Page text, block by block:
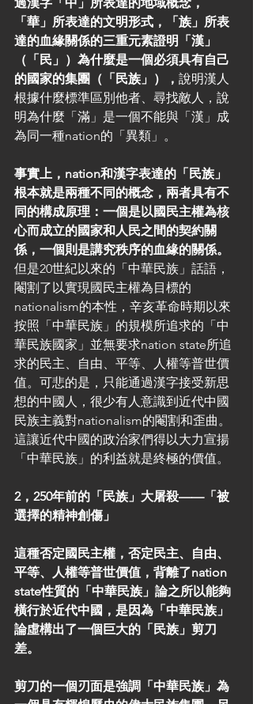
「華」所表達的文明形式，「族」所表
達的血緣關係的三重元素證明「漢」
（「民」）為什麼是一個必須具有自己
的國家的集團（「民族」）， 說明漢人
根據什麼標準區別他者、尋找敵人，說
明為什麼「滿」是一個不能與「漢」成
為同一種nation的「異類」。
事實上，nation和漢字表達的「民族」
根本就是兩種不同的概念，兩者具有不
同的構成原理：一個是以國民主權為核
心而成立的國家和人民之間的契約關
係，一個則是講究秩序的血緣的關係。
但是20世紀以來的「中華民族」話語，
閹割了以實現國民主權為目標的
nationalism的本性，辛亥革命時期以來
按照「中華民族」的規模所追求的「中
華民族國家」並無要求nation state所追
求的民主、自由、平等、人權等普世價
值。可悲的是，只能通過漢字接受新思
想的中國人，很少有人意識到近代中國
民族主義對nationalism的閹割和歪曲。
這讓近代中國的政治家們得以大力宣揚
「中華民族」的利益就是終極的價值。
2，250年前的「民族」大屠殺——「被
選擇的精神創傷」
這種否定國民主權，否定民主、自由、
平等、人權等普世價值，背離了nation
state性質的「中華民族」論之所以能夠
橫行於近代中國，是因為「中華民族」
論虛構出了一個巨大的「民族」剪刀
差。
剪刀的一個刃面是強調「中華民族」為